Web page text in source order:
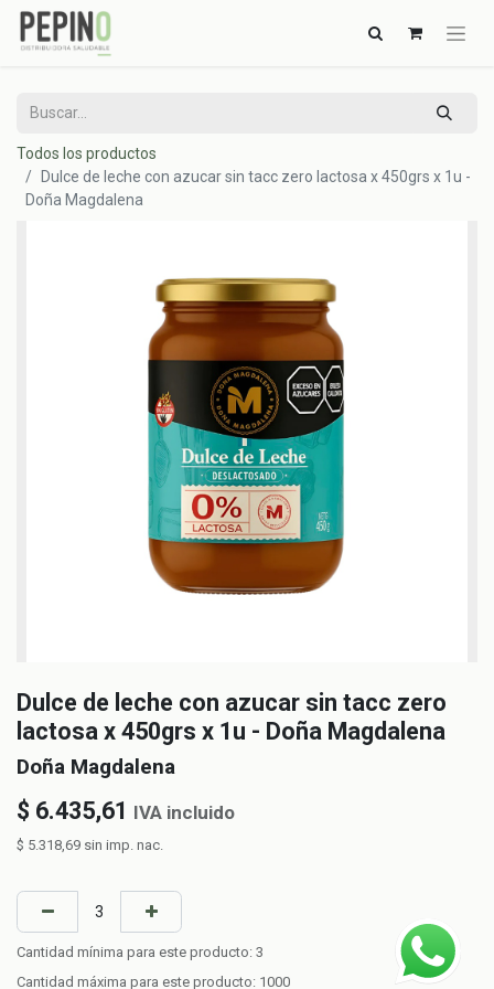
Todos los productos
Dulce de leche con azucar sin tacc zero lactosa x 450grs x 1u -
Doña Magdalena
Dulce de leche con azucar sin tacc zero
lactosa x 450grs x 1u - Doña Magdalena
Doña Magdalena
$ 6.435,61 IVA incluido
$ 5.318,69 sin imp. nac.
Cantidad mínima para este producto: 3
Cantidad máxima para este producto: 1000